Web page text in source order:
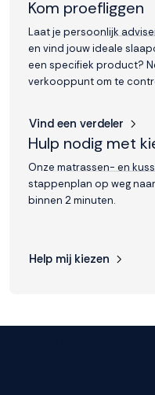
Kom proefliggen
Laat je persoonlijk
en vind jouw ideale
een specifiek product?
verkooppunt om te
Vind een verdeler
Hulp nodig met
Onze matrassen- en
stappenplan op weg
binnen 2 minuten.
Help mij kiezen